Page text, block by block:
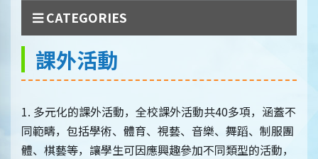
CATEGORIES
課外活動
1. 多元化的課外活動，全校課外活動共40多項，涵蓋不
同範疇，包括學術、體育、視藝、音樂、舞蹈、制服團
體、棋藝等，讓學生可因應興趣參加不同類型的活動，